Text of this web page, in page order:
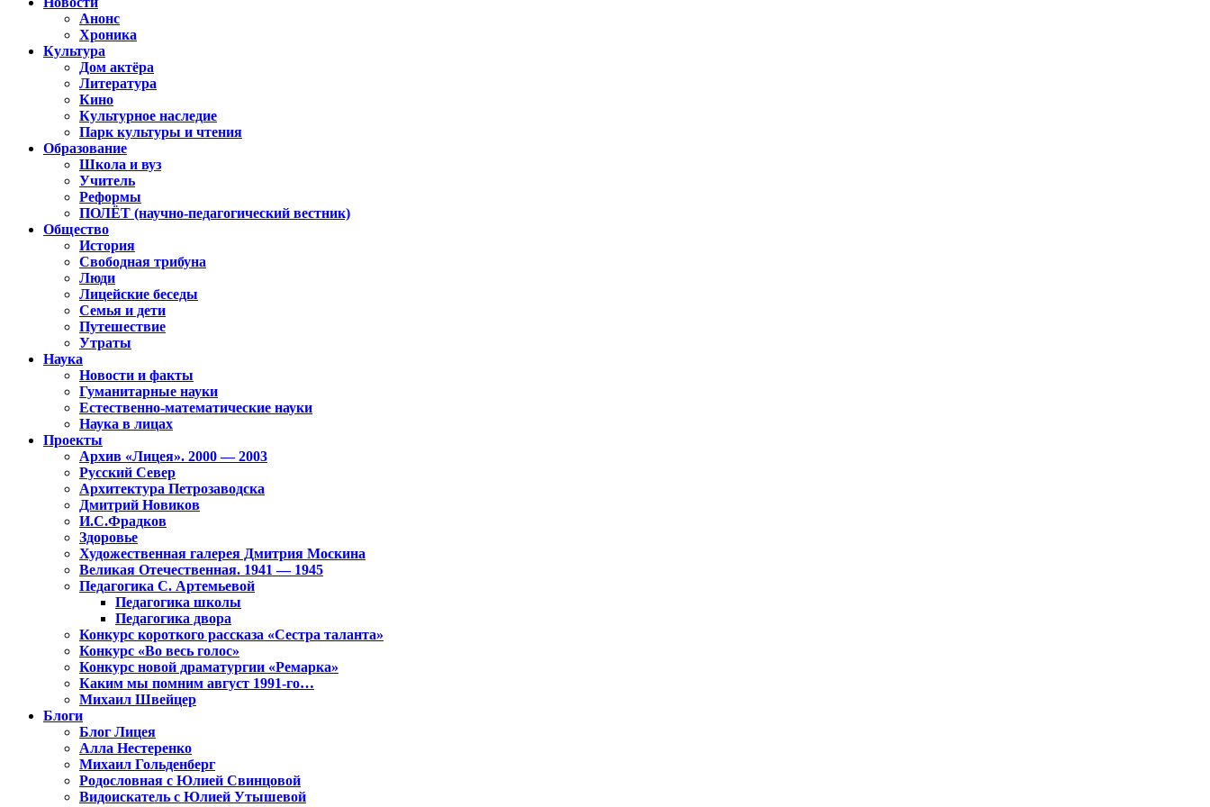
Анонс
Хроника
Культура
Дом актёра
Литература
Кино
Культурное наследие
Парк культуры и чтения
Образование
Школа и вуз
Учитель
Реформы
ПОЛЁТ (научно-педагогический вестник)
Общество
История
Свободная трибуна
Люди
Лицейские беседы
Семья и дети
Путешествие
Утраты
Наука
Новости и факты
Гуманитарные науки
Естественно-математические науки
Наука в лицах
Проекты
Архив «Лицея». 2000 — 2003
Русский Север
Архитектура Петрозаводска
Дмитрий Новиков
И.С.Фрадков
Здоровье
Художественная галерея Дмитрия Москина
Великая Отечественная. 1941 — 1945
Педагогика С. Артемьевой
Педагогика школы
Педагогика двора
Конкурс короткого рассказа «Сестра таланта»
Конкурс «Во весь голос»
Конкурс новой драматургии «Ремарка»
Каким мы помним август 1991-го…
Михаил Швейцер
Блоги
Блог Лицея
Алла Нестеренко
Михаил Гольденберг
Родословная с Юлией Свинцовой
Видоискатель с Юлией Утышевой